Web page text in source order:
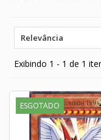
Relevância
Exibindo 1 - 1 de 1
ESGOTADO